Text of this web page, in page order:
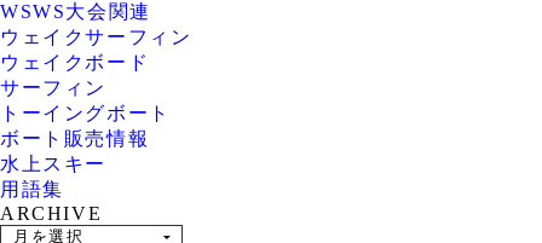
WSWS大会関連
ウェイクサーフィン
ウェイクボード
サーフィン
トーイングボート
ボート販売情報
水上スキー
用語集
ARCHIVE